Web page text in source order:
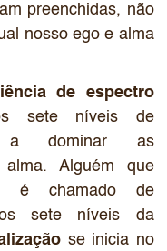
preenchidas, não
nosso ego e alma
de espectro
sete níveis de
a dominar as
Alguém que
é chamado de
sete níveis da
se inicia no